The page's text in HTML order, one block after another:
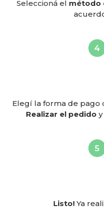
Seleccioná el método
Elegí la forma de pago
Realizar el pedido
Listo!Ya